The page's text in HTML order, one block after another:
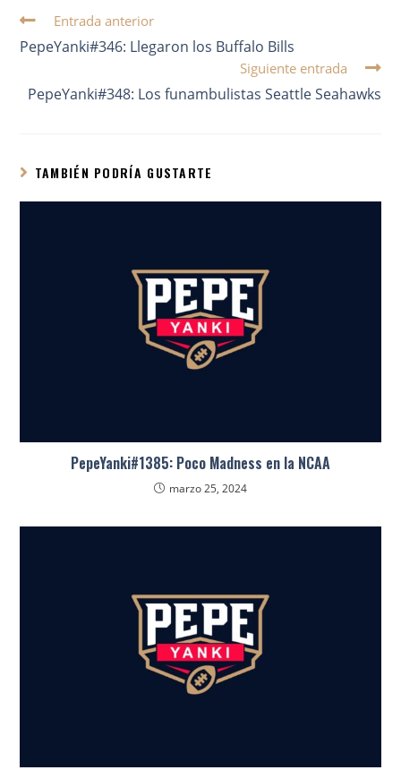
Entrada anterior
PepeYanki#346: Llegaron los Buffalo Bills
Siguiente entrada
PepeYanki#348: Los funambulistas Seattle Seahawks
TAMBIÉN PODRÍA GUSTARTE
PepeYanki#1385: Poco Madness en la NCAA
marzo 25, 2024